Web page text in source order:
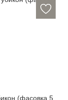
(фасовка 5